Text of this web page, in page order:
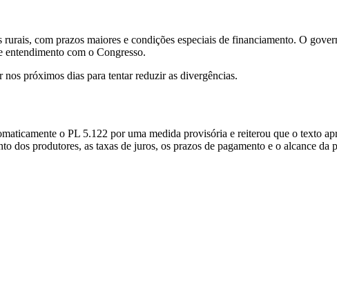
com prazos maiores e condições especiais de financiamento. O
entendimento com o Congresso.
próximos dias para tentar reduzir as divergências.
o PL 5.122 por uma medida provisória e reiterou que o texto
produtores, as taxas de juros, os prazos de pagamento e o alcance da